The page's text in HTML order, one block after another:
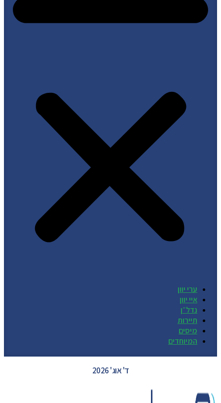
ערי יוון
איי יוון
נדל״ן
תיירות
מיסים
המיוחדים
ד' אוג' 2026